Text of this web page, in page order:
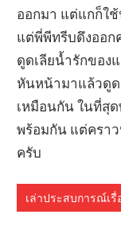
ออกมา แต่แกก็ใ
แต่พี่พีทรีบดึงออก
ดูดเลียน้ำรักของ
หันหน้ามาแล้วดู
เหมือนกัน ในที่สุ
พร้อมกัน แต่ครา
ครับ
เล่าประสบการณ์เรื่